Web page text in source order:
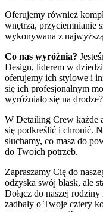
Oferujemy również
wnętrza, przyciemnianie
wykonywana z
Co nas wyróżnia?
Design, liderem w
oferujemy ich stylowe i
się ich profesjonalnym
wyróżniało się na
W Detailing Crew każde
się podkreślić i chronić.
słuchamy, co masz do
do Twoich potrzeb.
Zapraszamy Cię do
odzyska swój blask, ale
Dołącz do naszej
zadbały o Twoje cztery